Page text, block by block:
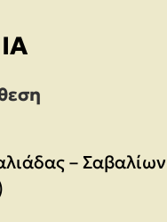
– Σαβαλίων